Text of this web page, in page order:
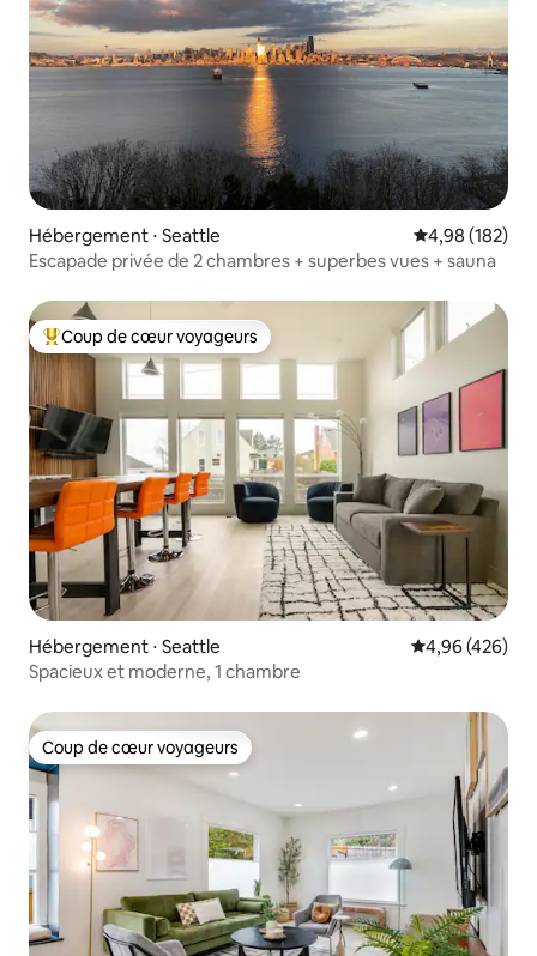
Hébergement ⋅ Seattle Évaluation
4,98 (182)
Escapade privée de 2 chambres + superbes vues + sauna
Coups de cœur voyageurs les plus appréciés
Coup de cœur voyageurs
Hébergement ⋅ Seattle Évaluation
4,96 (426)
Spacieux et moderne, 1 chambre
Coup de cœur voyageurs
Coup de cœur voyageurs